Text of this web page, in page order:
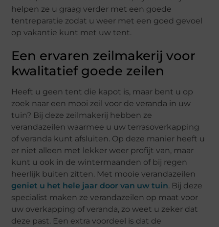
helpen ze u graag verder met een goede
tentreparatie zodat u weer met een goed gevoel
op vakantie kunt met uw tent.
Een ervaren zeilmakerij voor
kwalitatief goede zeilen
Heeft u geen tent die kapot is, maar bent u op
zoek naar een mooi zeil voor de veranda in uw
tuin? Bij deze zeilmakerij hebben ze
verandazeilen waarmee u uw terrasoverkapping
of veranda kunt afsluiten. Op deze manier heeft u
er niet alleen met lekker weer profijt van, maar
kunt u ook in de wintermaanden of bij regen
heerlijk buiten zitten. Met mooie verandazeilen
geniet u het hele jaar door van uw tuin. Bij deze
specialist maken ze verandazeilen op maat voor
uw overkapping of veranda, zo weet u zeker dat
deze past. Een extra voordeel is dat de